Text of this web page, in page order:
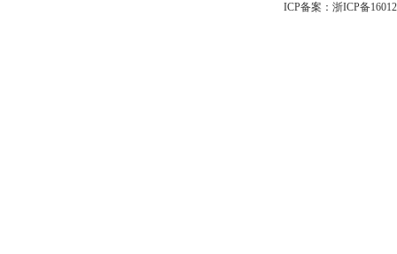
ICP备案： 浙ICP备